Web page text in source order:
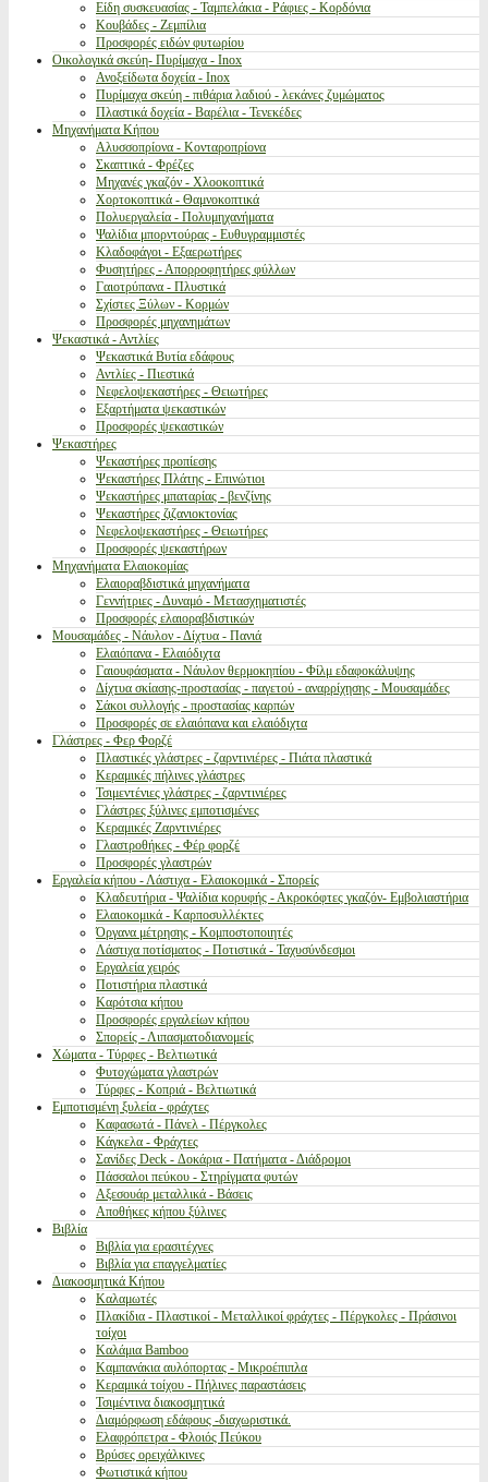
Είδη συσκευασίας - Ταμπελάκια - Ράφιες - Κορδόνια
Κουβάδες - Ζεμπίλια
Προσφορές ειδών φυτωρίου
Οικολογικά σκεύη- Πυρίμαχα - Inox
Ανοξείδωτα δοχεία - Inox
Πυρίμαχα σκεύη - πιθάρια λαδιού - λεκάνες ζυμώματος
Πλαστικά δοχεία - Βαρέλια - Τενεκέδες
Μηχανήματα Κήπου
Αλυσσοπρίονα - Κονταροπρίονα
Σκαπτικά - Φρέζες
Μηχανές γκαζόν - Χλοοκοπτικά
Χορτοκοπτικά - Θαμνοκοπτικά
Πολυεργαλεία - Πολυμηχανήματα
Ψαλίδια μπορντούρας - Ευθυγραμμιστές
Κλαδοφάγοι - Εξαερωτήρες
Φυσητήρες - Απορροφητήρες φύλλων
Γαιοτρύπανα - Πλυστικά
Σχίστες Ξύλων - Κορμών
Προσφορές μηχανημάτων
Ψεκαστικά - Αντλίες
Ψεκαστικά Βυτία εδάφους
Αντλίες - Πιεστικά
Νεφελοψεκαστήρες - Θειωτήρες
Εξαρτήματα ψεκαστικών
Προσφορές ψεκαστικών
Ψεκαστήρες
Ψεκαστήρες προπίεσης
Ψεκαστήρες Πλάτης - Επινώτιοι
Ψεκαστήρες μπαταρίας - βενζίνης
Ψεκαστήρες ζιζανιοκτονίας
Νεφελοψεκαστήρες - Θειωτήρες
Προσφορές ψεκαστήρων
Μηχανήματα Ελαιοκομίας
Ελαιοραβδιστικά μηχανήματα
Γεννήτριες - Δυναμό - Μετασχηματιστές
Προσφορές ελαιοραβδιστικών
Μουσαμάδες - Νάυλον - Δίχτυα - Πανιά
Ελαιόπανα - Ελαιόδιχτα
Γαιουφάσματα - Νάυλον θερμοκηπίου - Φίλμ εδαφοκάλυψης
Δίχτυα σκίασης-προστασίας - παγετού - αναρρίχησης - Μουσαμάδες
Σάκοι συλλογής - προστασίας καρπών
Προσφορές σε ελαιόπανα και ελαιόδιχτα
Γλάστρες - Φερ Φορζέ
Πλαστικές γλάστρες - ζαρντινιέρες - Πιάτα πλαστικά
Κεραμικές πήλινες γλάστρες
Τσιμεντένιες γλάστρες - ζαρντινιέρες
Γλάστρες ξύλινες εμποτισμένες
Κεραμικές Ζαρντινιέρες
Γλαστροθήκες - Φέρ φορζέ
Προσφορές γλαστρών
Εργαλεία κήπου - Λάστιχα - Ελαιοκομικά - Σπορείς
Κλαδευτήρια - Ψαλίδια κορυφής - Ακροκόφτες γκαζόν- Εμβολιαστήρια
Ελαιοκομικά - Καρποσυλλέκτες
Όργανα μέτρησης - Κομποστοποιητές
Λάστιχα ποτίσματος - Ποτιστικά - Ταχυσύνδεσμοι
Εργαλεία χειρός
Ποτιστήρια πλαστικά
Καρότσια κήπου
Προσφορές εργαλείων κήπου
Σπορείς - Λιπασματοδιανομείς
Χώματα - Τύρφες - Βελτιωτικά
Φυτοχώματα γλαστρών
Τύρφες - Κοπριά - Βελτιωτικά
Εμποτισμένη ξυλεία - φράχτες
Καφασωτά - Πάνελ - Πέργκολες
Κάγκελα - Φράχτες
Σανίδες Deck - Δοκάρια - Πατήματα - Διάδρομοι
Πάσσαλοι πεύκου - Στηρίγματα φυτών
Αξεσουάρ μεταλλικά - Βάσεις
Αποθήκες κήπου ξύλινες
Βιβλία
Βιβλία για ερασιτέχνες
Βιβλία για επαγγελματίες
Διακοσμητικά Κήπου
Καλαμωτές
Πλακίδια - Πλαστικοί - Μεταλλικοί φράχτες - Πέργκολες - Πράσινοι
τοίχοι
Καλάμια Bamboo
Καμπανάκια αυλόπορτας - Μικροέπιπλα
Κεραμικά τοίχου - Πήλινες παραστάσεις
Τσιμέντινα διακοσμητικά
Διαμόρφωση εδάφους -διαχωριστικά.
Ελαφρόπετρα - Φλοιός Πεύκου
Βρύσες ορειχάλκινες
Φωτιστικά κήπου